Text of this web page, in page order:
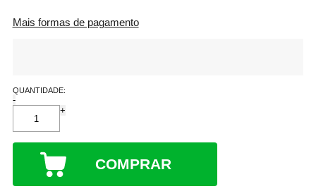
Mais formas de pagamento
QUANTIDADE:
-
+
COMPRAR